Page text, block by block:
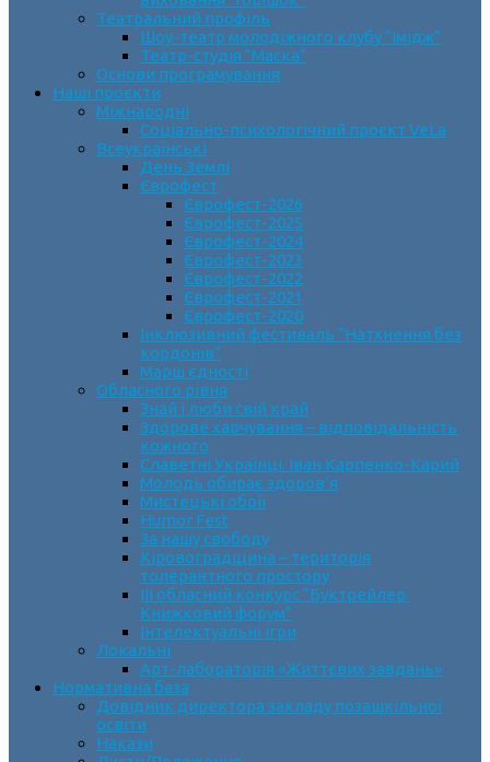
Театральний профіль
Шоу-театр молодіжного клубу “Імідж”
Театр-студія “Маска”
Основи програмування
Наші проєкти
Міжнародні
Соціально-психологічний проєкт VeLa
Всеукраїнські
День Землі
Єврофест
Єврофест-2026
Єврофест-2025
Єврофест-2024
Єврофест-2023
Єврофест-2022
Єврофест-2021
Єврофест-2020
Інклюзивний фестиваль “Натхнення без
кордонів”
Марш єдності
Обласного рівня
Знай і люби свій край
Здорове харчування – відповідальність
кожного
Славетні Українці. Іван Карпенко-Карий
Молодь обирає здоров’я
Мистецькі обрії
Humor Fest
За нашу свободу
Кіровоградщина – територія
толерантного простору
ІII обласний конкурс “Буктрейлер.
Книжковий форум”
Інтелектуальні ігри
Локальні
Арт-лабораторія «Життєвих завдань»
Нормативна база
Довідник директора закладу позашкільної
освіти
Накази